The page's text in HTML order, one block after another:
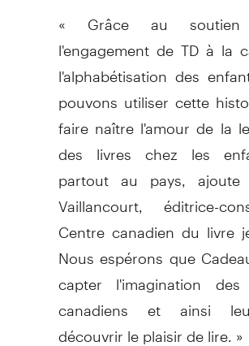
« Grâce au
l'engagement de TD à la
l'alphabétisation des
pouvons utiliser cette
faire naître l'amour de la
des livres chez les
partout au pays, ajoute
Vaillancourt, éditrice-
Centre canadien du livre
Nous espérons que
capter l'imagination
canadiens et ainsi
découvrir le plaisir de lire. »